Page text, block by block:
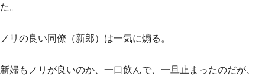
た。
ノリの良い同僚（新郎）は一気に煽る。
新婦もノリが良いのか、一口飲んで、一旦止まったのだが、